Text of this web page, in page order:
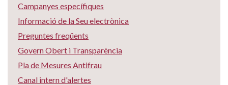
Campanyes específiques
Informació de la Seu electrònica
Preguntes freqüents
Govern Obert i Transparència
Pla de Mesures Antifrau
Canal intern d'alertes